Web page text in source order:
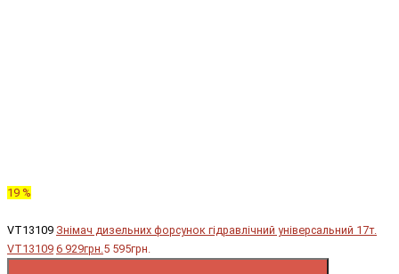
19 %
VT13109 Знімач дизельних форсунок гідравлічний універсальний 17т.
VT13109 6 929грн.5 595грн.